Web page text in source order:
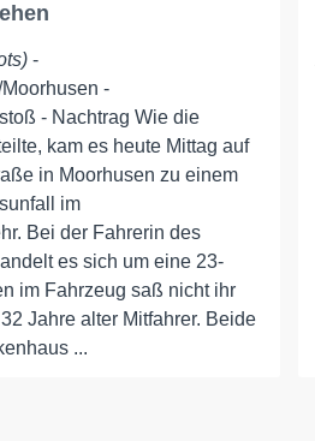
-
-
- Nachtrag Wie die
kam es heute Mittag auf
in Moorhusen zu einem
im
Bei der Fahrerin des
es sich um eine 23-
im Fahrzeug saß nicht ihr
Jahre alter Mitfahrer. Beide
...